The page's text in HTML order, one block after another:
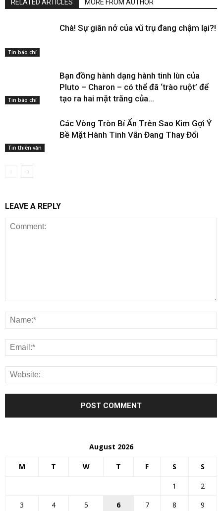
RELATED ARTICLES MORE FROM AUTHOR
Tin báo chí
Chà! Sự giãn nở của vũ trụ đang chậm lại?!
Tin báo chí
Bạn đồng hành dạng hành tinh lùn của
Pluto – Charon – có thể đã ‘trào ruột’ để
tạo ra hai mặt trăng của...
Tin thiên văn
Các Vòng Tròn Bí Ẩn Trên Sao Kim Gợi Ý
Bề Mặt Hành Tinh Vẫn Đang Thay Đổi
LEAVE A REPLY
August 2026
M T W T F S S
1
2
3
4 5 6 7 8
9